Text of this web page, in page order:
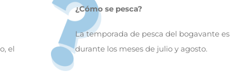
el
¿Cómo se pesca?
La temporada de pesca del bogavante es
durante los meses de julio y agosto.